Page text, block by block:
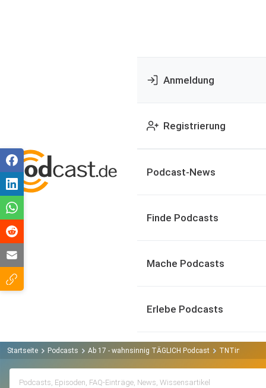
Anmeldung
Registrierung
Podcast-News
Finde Podcasts
Mache Podcasts
Erlebe Podcasts
Startseite Podcasts Ab 17 - wahnsinnig TÄGLICH Podcast TNTimmy